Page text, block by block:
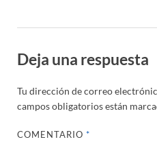
Deja una respuesta
Tu dirección de correo
campos obligatorios están
COMENTARIO*